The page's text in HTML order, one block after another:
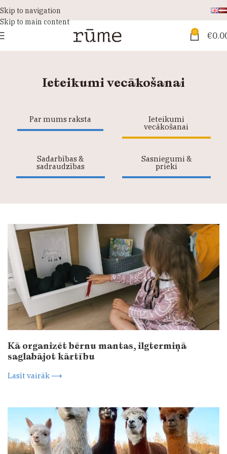
Skip to navigation
Skip to main content
0 €
Ieteikumi vecākošanai
Par mums raksta Ieteikumi
vecākošanai
Sadarbības &
sadraudzības
Sasniegumi &
prieki
Kā organizēt bērnu mantas, ilgtermiņā
saglabājot kārtību
Lasīt vairāk ⟶